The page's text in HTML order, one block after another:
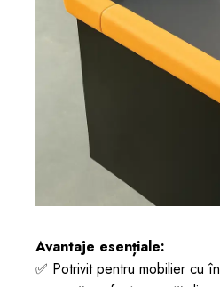
Avantaje esențiale:
✅ Potrivit pentru mobilier cu